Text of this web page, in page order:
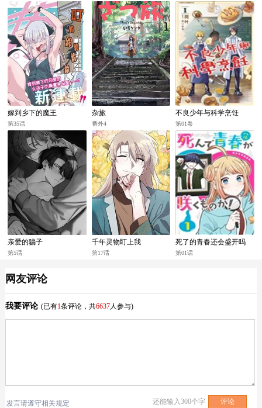
嫁到乡下的魔王
第35话
杂旅
番外4
不良少年与科学烹饪
第01卷
亲爱的骗子
第5话
千年灵物盯上我
第17话
死了的青春还会盛开吗
第01话
网友评论
我要评论 (已有1条评论，共6637人参与)
发言请遵守相关规定 还能输入300个字